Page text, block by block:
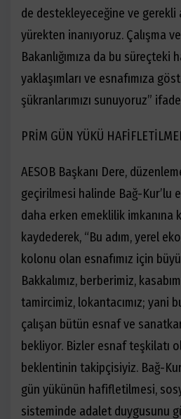
de destekleyeceğine ve gerekli
yürekten inanıyoruz. Çalışma
Bakanlığımıza da bu süreçteki
yaklaşımları ve esnafımıza
şükranlarımızı sunuyoruz”
PRİM GÜN YÜKÜ
AESOB Başkanı Dere,
geçirilmesi halinde Bağ-Kur’lu
daha erken emeklilik imkanına
kaydederek, “Bu adım, yerel
kolonu olan esnafımız için
Bakkalımız, berberimiz,
tamircimiz, lokantacımız; yani
çalışan bütün esnaf ve
bekliyor. Bizler esnaf teşkilatı
beklentinin takipçisiyiz. Bağ-
gün yükünün hafifletilmesi,
sisteminde adalet duygusunu